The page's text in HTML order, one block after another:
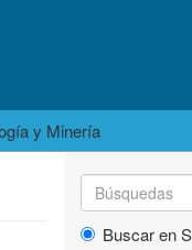
y Minería
Buscar en